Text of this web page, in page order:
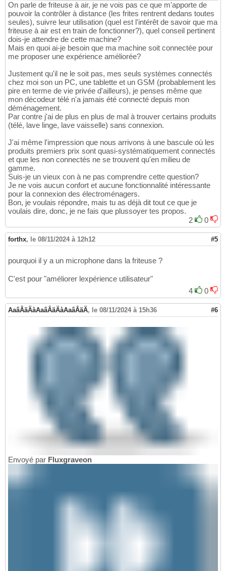
On parle de friteuse à air, je ne vois pas ce que m'apporte de
pouvoir la contrôler à distance (les frites rentrent dedans toutes
seules), suivre leur utilisation (quel est l'intérêt de savoir que ma
friteuse à air est en train de fonctionner?), quel conseil pertinent
dois-je attendre de cette machine?
Mais en quoi ai-je besoin que ma machine soit connectée pour
me proposer une expérience améliorée?
Justement qu'il ne le soit pas, mes seuls systèmes connectés
chez moi son un PC, une tablette et un GSM (probablement les
pire en terme de vie privée d'ailleurs), je penses même que
mon décodeur télé n'a jamais été connecté depuis mon
déménagement.
Par contre j'ai de plus en plus de mal à trouver certains produits
(télé, lave linge, lave vaisselle) sans connexion.
J'ai même l'impression que nous arrivons à une bascule où les
produits premiers prix sont quasi-systématiquement connectés
et que les non connectés ne se trouvent qu'en milieu de
gamme.
Suis-je un vieux con à ne pas comprendre cette question?
Je ne vois aucun confort et aucune fonctionnalité intéressante
pour la connexion des électroménagers.
Bon, je voulais répondre, mais tu as déjà dit tout ce que je
voulais dire, donc, je ne fais que plussoyer tes propos.
2
0
forthx, le 08/11/2024 à 12h12 #5
pourquoi il y a un microphone dans la friteuse ?
C'est pour "améliorer lexpérience utilisateur"
4
0
AaâÂäÄàAaâÂäÄàAaâÂäÄ, le 08/11/2024 à 15h36 #6
Envoyé par Fluxgraveon